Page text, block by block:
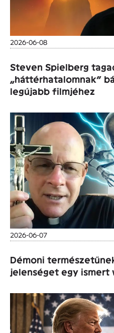
2026-06-08
Steven Spielberg
„háttérhatalomnak”
legújabb filmjéhez
2026-06-07
Démoni
jelenséget egy ismert